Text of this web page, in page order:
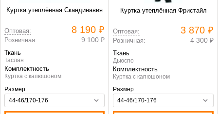
Куртка утеплённая Скандинавия
Оптовая: 8 190 ₽
Розничная: 9 100 ₽
Ткань
Таслан
Комплектность
Куртка с капюшоном
Размер
Куртка утеплённая Фристайл
Оптовая: 3 870 ₽
Розничная: 4 300 ₽
Ткань
Дьюспо
Комплектность
Куртка с капюшоном
Размер